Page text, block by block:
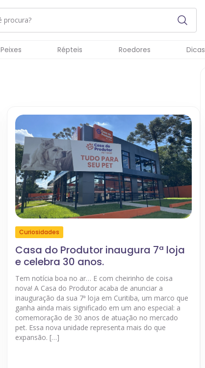
Peixes Répteis Roedores Dicas
Curiosidades
Casa do Produtor inaugura 7ª loja
e celebra 30 anos.
Tem notícia boa no ar… E com cheirinho de coisa
nova! A Casa do Produtor acaba de anunciar a
inauguração da sua 7ª loja em Curitiba, um marco que
ganha ainda mais significado em um ano especial: a
comemoração de 30 anos de atuação no mercado
pet. Essa nova unidade representa mais do que
expansão. […]